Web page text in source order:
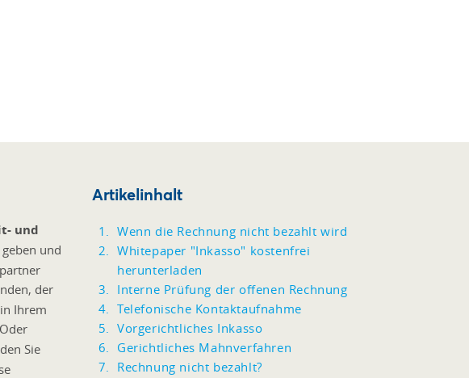
und
und
der
Ihrem
Sie
Artikelinhalt
Wenn die Rechnung nicht bezahlt wird
Whitepaper "Inkasso" kostenfrei
herunterladen
Interne Prüfung der offenen Rechnung
Telefonische Kontaktaufnahme
Vorgerichtliches Inkasso
Gerichtliches Mahnverfahren
Rechnung nicht bezahlt?